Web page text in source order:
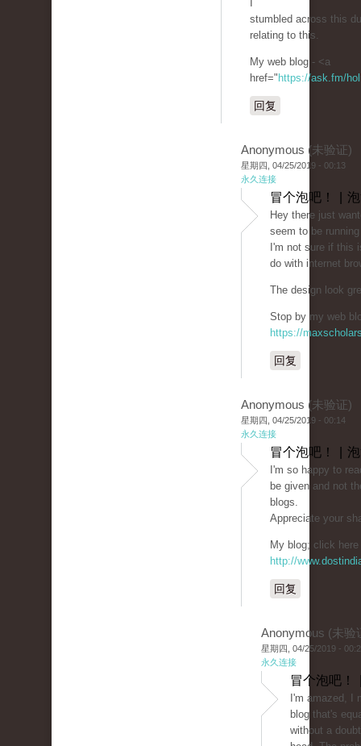
stumbled across this
relating to this.
My web blog - <a
href=" https://ask.fm/
回复
Anonymous (未验证)
星期四, 04/25/2019 - 00:13
永久连接
冒个泡吧！ |
Hey there just
seem to be
I'm not sure if this
do with internet
The design look
Stop by my web
https://
回复
Anonymous (未验证)
星期四, 04/25/2019 - 00:14
永久连接
冒个泡吧！ |
I'm so happy to
be given and not
blogs.
Appreciate your
My blog; click here
http://
回复
Anonymous (未验
星期四, 04/25/2019 -
永久连接
冒个泡吧！
I'm amazed, I
blog that's
without a